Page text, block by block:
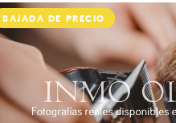
BAJADA DE PRECIO